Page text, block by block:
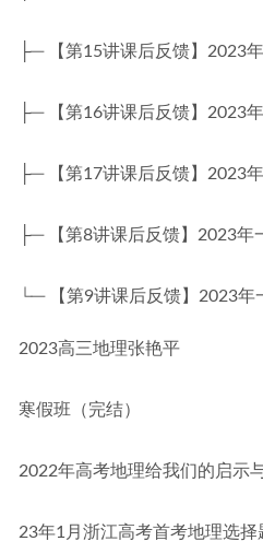
├─ 【第15讲课后反馈】2023
├─ 【第16讲课后反馈】2023
├─ 【第17讲课后反馈】2023
├─ 【第8讲课后反馈】2023年
└─ 【第9讲课后反馈】2023年
2023高三地理张艳平
寒假班（完结）
2022年高考地理给我们的启示
23年1月浙江高考首考地理选择